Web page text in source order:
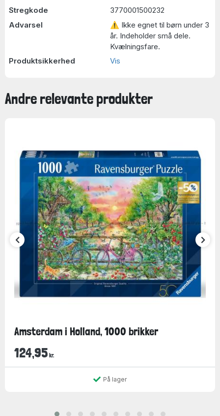
Stregkode
3770001500232
Advarsel
⚠ Ikke egnet til børn under 3
år. Indeholder små dele.
Kvælningsfare.
Produktsikkerhed
Vis
Andre relevante produkter
Amsterdam i Holland, 1000 brikker
124,95 kr.
På lager